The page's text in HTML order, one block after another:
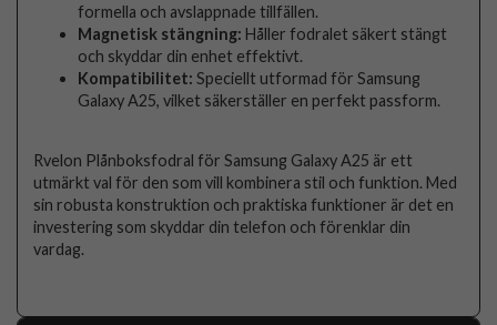
formella och avslappnade tillfällen.
Magnetisk stängning: Håller fodralet säkert stängt
och skyddar din enhet effektivt.
Kompatibilitet: Speciellt utformad för Samsung
Galaxy A25, vilket säkerställer en perfekt passform.
Rvelon Plånboksfodral för Samsung Galaxy A25 är ett
utmärkt val för den som vill kombinera stil och funktion. Med
sin robusta konstruktion och praktiska funktioner är det en
investering som skyddar din telefon och förenklar din
vardag.